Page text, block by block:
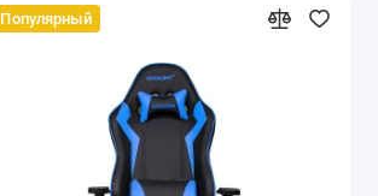
Популярный